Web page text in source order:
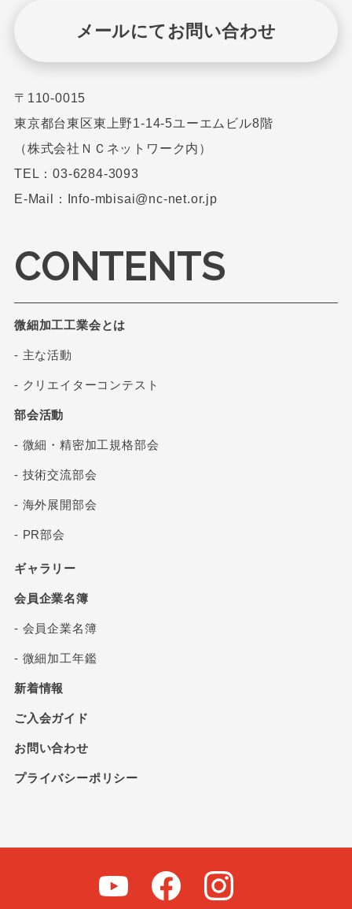
〒110-0015
東京都台東区東上野1-14-5ユーエムビル8階
（株式会社ＮＣネットワーク内）
TEL：03-6284-3093
E-Mail：Info-mbisai@nc-net.or.jp
CONTENTS
微細加工工業会とは
- 主な活動
- クリエイターコンテスト
部会活動
- 微細・精密加工規格部会
- 技術交流部会
- 海外展開部会
- PR部会
ギャラリー
会員企業名簿
- 会員企業名簿
- 微細加工年鑑
新着情報
ご入会ガイド
お問い合わせ
プライバシーポリシー
メールにてお問い合わせ